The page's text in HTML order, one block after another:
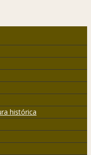
histórica